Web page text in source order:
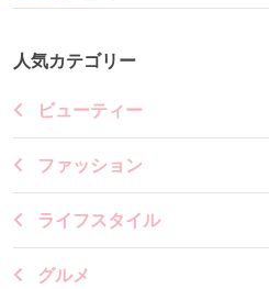
人気カテゴリー
ビューティー
ファッション
ライフスタイル
グルメ